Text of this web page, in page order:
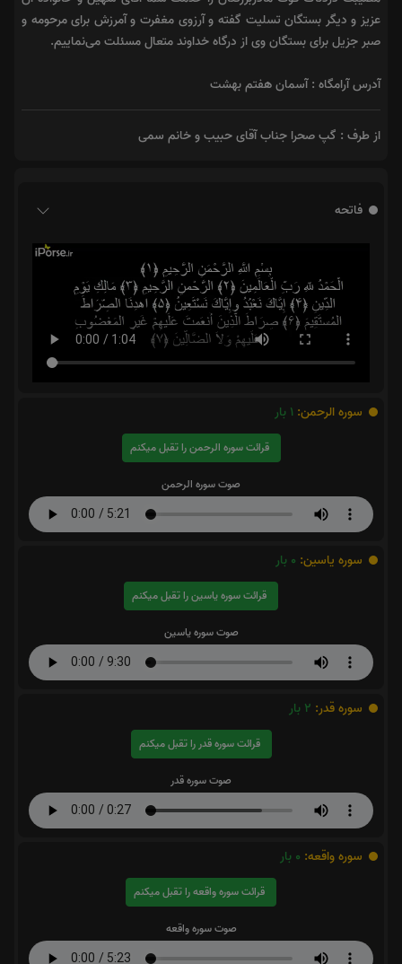
عزیز و دیگر بستگان تسلیت گفته و آرزوی مغفرت و آمرزش برای مرحومه و
صبر جزیل برای بستگان وی از درگاه خداوند متعال مسئلت می‌نماییم.
آدرس آرامگاه : آسمان هفتم بهشت
از طرف : گپ صحرا جناب آقای حبیب و خانم سمی
فاتحه
سوره الرحمن: 1 بار
قرائت سوره الرحمن را تقبل میکنم
صوت سوره الرحمن
سوره یاسین: 0 بار
قرائت سوره یاسین را تقبل میکنم
صوت سوره یاسین
سوره قدر: 2 بار
قرائت سوره قدر را تقبل میکنم
صوت سوره قدر
سوره واقعه: 0 بار
قرائت سوره واقعه را تقبل میکنم
صوت سوره واقعه